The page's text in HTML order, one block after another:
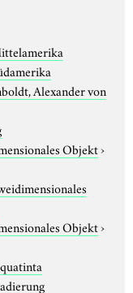
Alexander von
Objekt›
Objekt›